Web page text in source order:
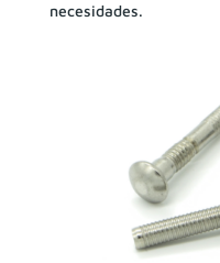
necesidades.